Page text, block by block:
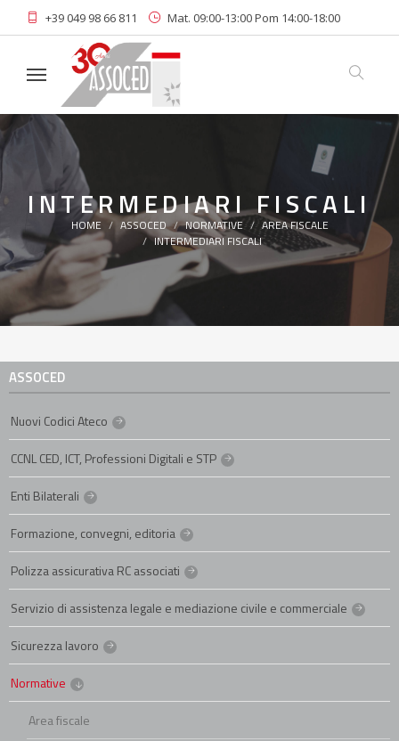
+39 049 98 66 811 Mat. 09:00-13:00 Pom 14:00-18:00
Linkedin
Area Riservata
INTERMEDIARI FISCALI
HOME ASSOCED NORMATIVE
AREA FISCALE
INTERMEDIARI FISCALI
ASSOCED
Nuovi Codici Ateco
CCNL CED, ICT, Professioni Digitali e STP
Enti Bilaterali
Formazione, convegni, editoria
Polizza assicurativa RC associati
Servizio di assistenza legale e mediazione civile e commerciale
Sicurezza lavoro
Normative
Area fiscale